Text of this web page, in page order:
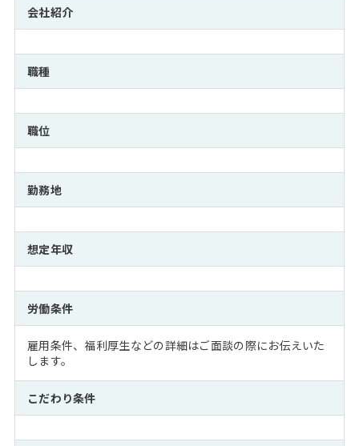
年齢と年収の相関図
会社紹介
職種
職位
勤務地
想定年収
労働条件
雇用条件、福利厚生などの詳細はご面談の際にお伝えいた
します。
こだわり条件